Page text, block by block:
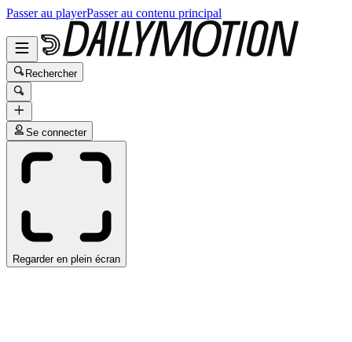
Passer au playerPasser au contenu principal
Rechercher
Se connecter
Regarder en plein écran